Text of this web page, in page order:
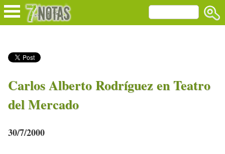
Carlos Alberto Rodríguez en Teatro
del Mercado
30/7/2000